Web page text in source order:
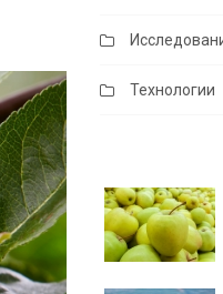
Технологии